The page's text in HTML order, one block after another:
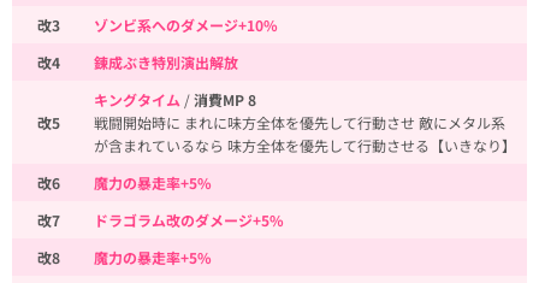
改3
ゾンビ系へのダメージ+10%
改4
錬成ぶき特別演出解放
改5
キングタイム /消費MP 8
戦闘開始時に まれに味方全体を優先して行動させ 敵にメタル系
が含まれているなら 味方全体を優先して行動させる【いきなり】
改6
魔力の暴走率+5%
改7
ドラゴラム改のダメージ+5%
改8
魔力の暴走率+5%